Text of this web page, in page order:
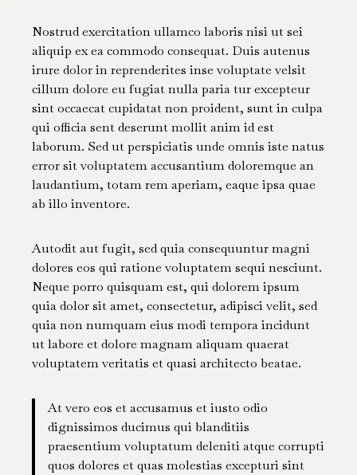
Nostrud exercitation ullamco laboris nisi ut sei
aliquip ex ea commodo consequat. Duis autenus
irure dolor in reprenderites inse voluptate velsit
cillum dolore eu fugiat nulla paria tur excepteur
sint occaecat cupidatat non proident, sunt in culpa
qui officia sent deserunt mollit anim id est
laborum. Sed ut perspiciatis unde omnis iste natus
error sit voluptatem accusantium doloremque an
laudantium, totam rem aperiam, eaque ipsa quae
ab illo inventore.
Autodit aut fugit, sed quia consequuntur magni
dolores eos qui ratione voluptatem sequi nesciunt.
Neque porro quisquam est, qui dolorem ipsum
quia dolor sit amet, consectetur, adipisci velit, sed
quia non numquam eius modi tempora incidunt
ut labore et dolore magnam aliquam quaerat
voluptatem veritatis et quasi architecto beatae.
At vero eos et accusamus et iusto odio
dignissimos ducimus qui blanditiis
praesentium voluptatum deleniti atque corrupti
quos dolores et quas molestias excepturi sint